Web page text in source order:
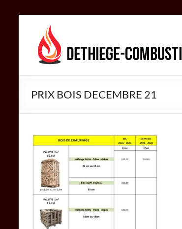
contenuDETHIEGE
COMBUSTIBLES
le
PRIX BOIS DECEMBRE 21